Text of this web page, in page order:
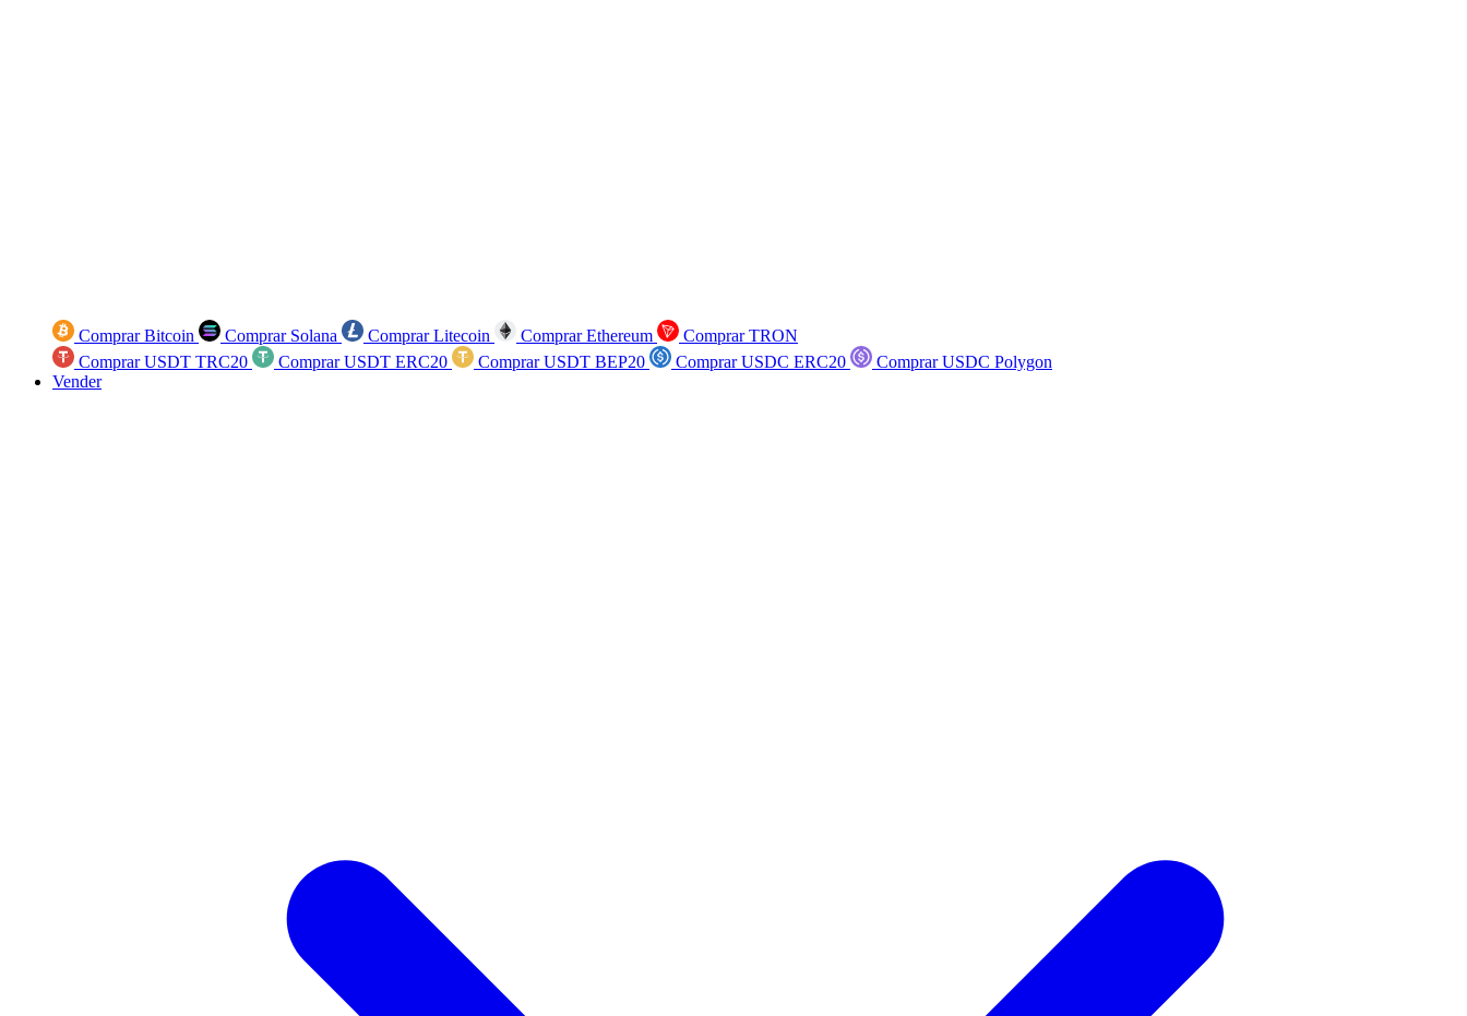
Comprar Bitcoin Comprar Solana Comprar Litecoin Comprar Ethereum
Comprar TRON
Comprar USDT TRC20
Comprar USDT ERC20 Comprar USDT BEP20 Comprar USDC ERC20
Comprar USDC Polygon
Vender